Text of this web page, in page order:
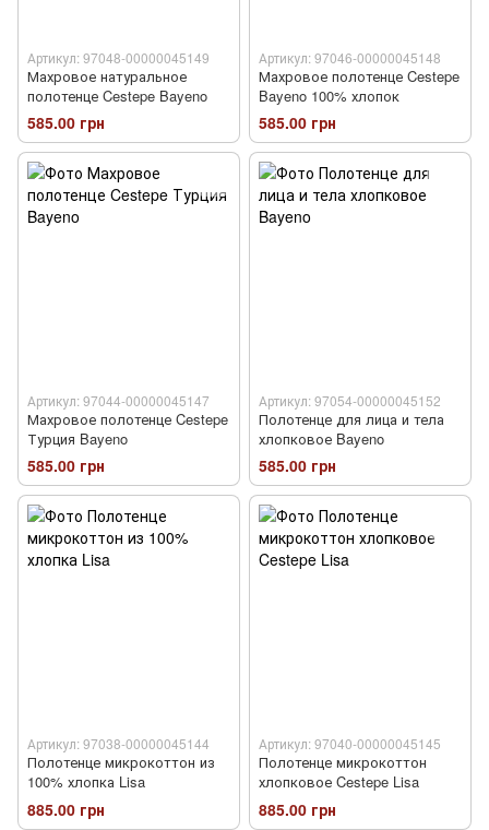
Артикул: 97048-00000045149
Махровое натуральное
полотенце Cestepe Bayeno
585.00 грн
Артикул: 97046-00000045148
Махровое полотенце Cestepe
Bayeno 100% хлопок
585.00 грн
Артикул: 97044-00000045147
Махровое полотенце Cestepe
Турция Bayeno
585.00 грн
Артикул: 97054-00000045152
Полотенце для лица и тела
хлопковое Bayeno
585.00 грн
Артикул: 97038-00000045144
Полотенце микрокоттон из
100% хлопка Lisa
885.00 грн
Артикул: 97040-00000045145
Полотенце микрокоттон
хлопковое Cestepe Lisa
885.00 грн